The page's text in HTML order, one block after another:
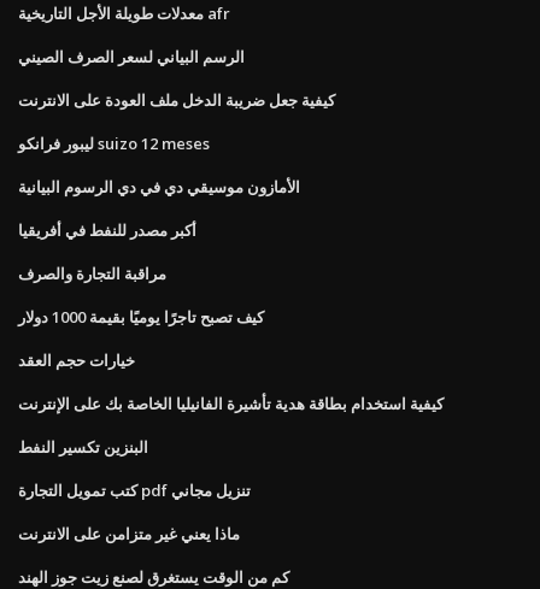
معدلات طويلة الأجل التاريخية afr
الرسم البياني لسعر الصرف الصيني
كيفية جعل ضريبة الدخل ملف العودة على الانترنت
ليبور فرانكو suizo 12 meses
الأمازون موسيقي دي في دي الرسوم البيانية
أكبر مصدر للنفط في أفريقيا
مراقبة التجارة والصرف
كيف تصبح تاجرًا يوميًا بقيمة 1000 دولار
خيارات حجم العقد
كيفية استخدام بطاقة هدية تأشيرة الفانيليا الخاصة بك على الإنترنت
البنزين تكسير النفط
كتب تمويل التجارة pdf تنزيل مجاني
ماذا يعني غير متزامن على الانترنت
كم من الوقت يستغرق لصنع زيت جوز الهند